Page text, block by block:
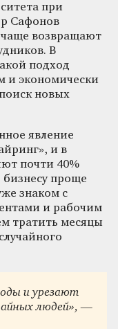
при
Сафонов
чаще возвращают
В
подход
и экономически
новых
явление
и в
почти 40%
проще
знаком с
и рабочим
тратить месяцы
и урезают
людей», —